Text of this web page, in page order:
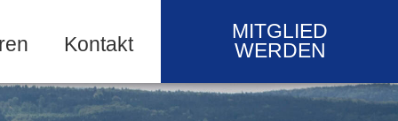
Kontakt
MITGLIED
WERDEN